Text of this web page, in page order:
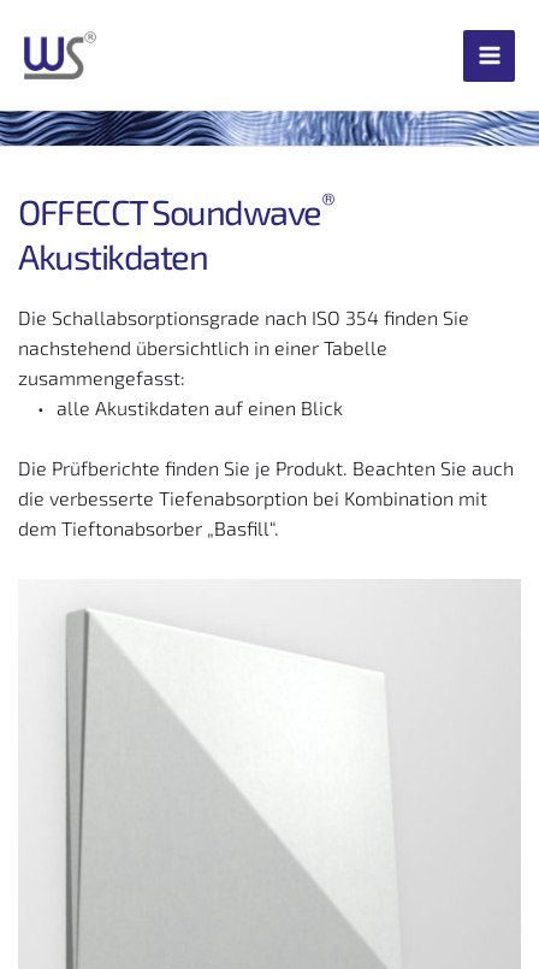
Inhalt
springen
OFFECCT Soundwave®
Akustikdaten
Die Schallabsorptionsgrade nach ISO 354 finden Sie
nachstehend übersichtlich in einer Tabelle
zusammengefasst:
alle Akustikdaten auf einen Blick
Die Prüfberichte finden Sie je Produkt. Beachten Sie auch
die verbesserte Tiefenabsorption bei Kombination mit
dem Tieftonabsorber „Basfill“.